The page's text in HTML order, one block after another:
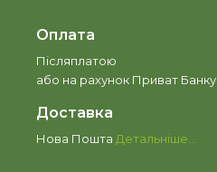
Оплата
Післяплатою
або на рахунок Приват Банку
Доставка
Нова Пошта Детальніше…